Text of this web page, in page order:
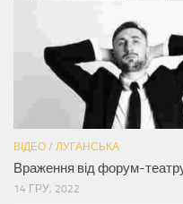
ВІДЕО / ЛУГАНСЬКА
Враження від форум-
14 ГРУ, 2022